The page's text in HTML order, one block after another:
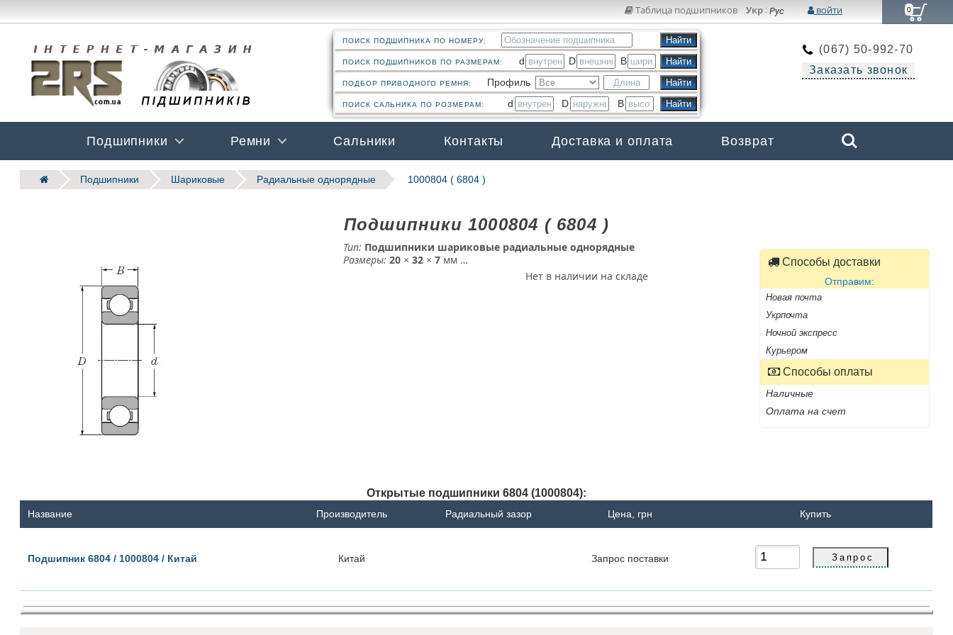
Таблица подшипников Укр: Рус войти
(067) 50-992-70
Заказать звонок
ПОИСК ПОДШИПНИКА ПО НОМЕРУ:
ПОИСК ПОДШИПНИКОВ ПО РАЗМЕРАМ: d D B
ПОДБОР ПРИВОДНОГО РЕМНЯ: Профиль
ПОИСК САЛЬНИКА ПО РОЗМЕРАМ: d D B
Подшипники Ремни Сальники Контакты Доставка и оплата Возврат
Search
0
Подшипники Шариковые Радиальные однорядные 1000804 ( 6804 )
Подшипники 1000804 ( 6804 )
Тип: Подшипники шариковые радиальные однорядные
Размеры: 20× 32× 7мм …
Нет в наличии на складе
Способы доставки
Отправим:
Новая почта
Укрпочта
Ночной экспресс
Курьером
Способы оплаты
Наличные
Оплата на счет
Открытые подшипники 6804 (1000804):
Название Производитель Радиальный зазор Цена, грн Купить
Подшипник 6804 / 1000804 / Китай Китай Запрос поставки